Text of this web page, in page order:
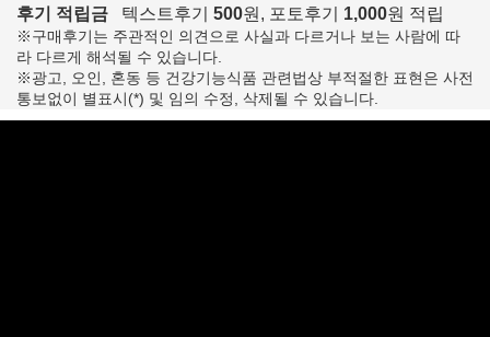
후기 적립금 텍스트후기 500원, 포토후기 1,000원 적립
※구매후기는 주관적인 의견으로 사실과 다르거나 보는 사람에 따
라 다르게 해석될 수 있습니다.
※광고, 오인, 혼동 등 건강기능식품 관련법상 부적절한 표현은 사전
통보없이 별표시(*) 및 임의 수정, 삭제될 수 있습니다.